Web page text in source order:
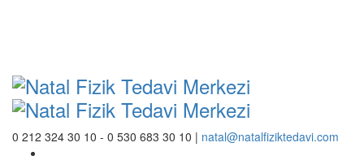
0 212 324 30 10 - 0 530 683 30 10 | natal@natalfiziktedavi.com